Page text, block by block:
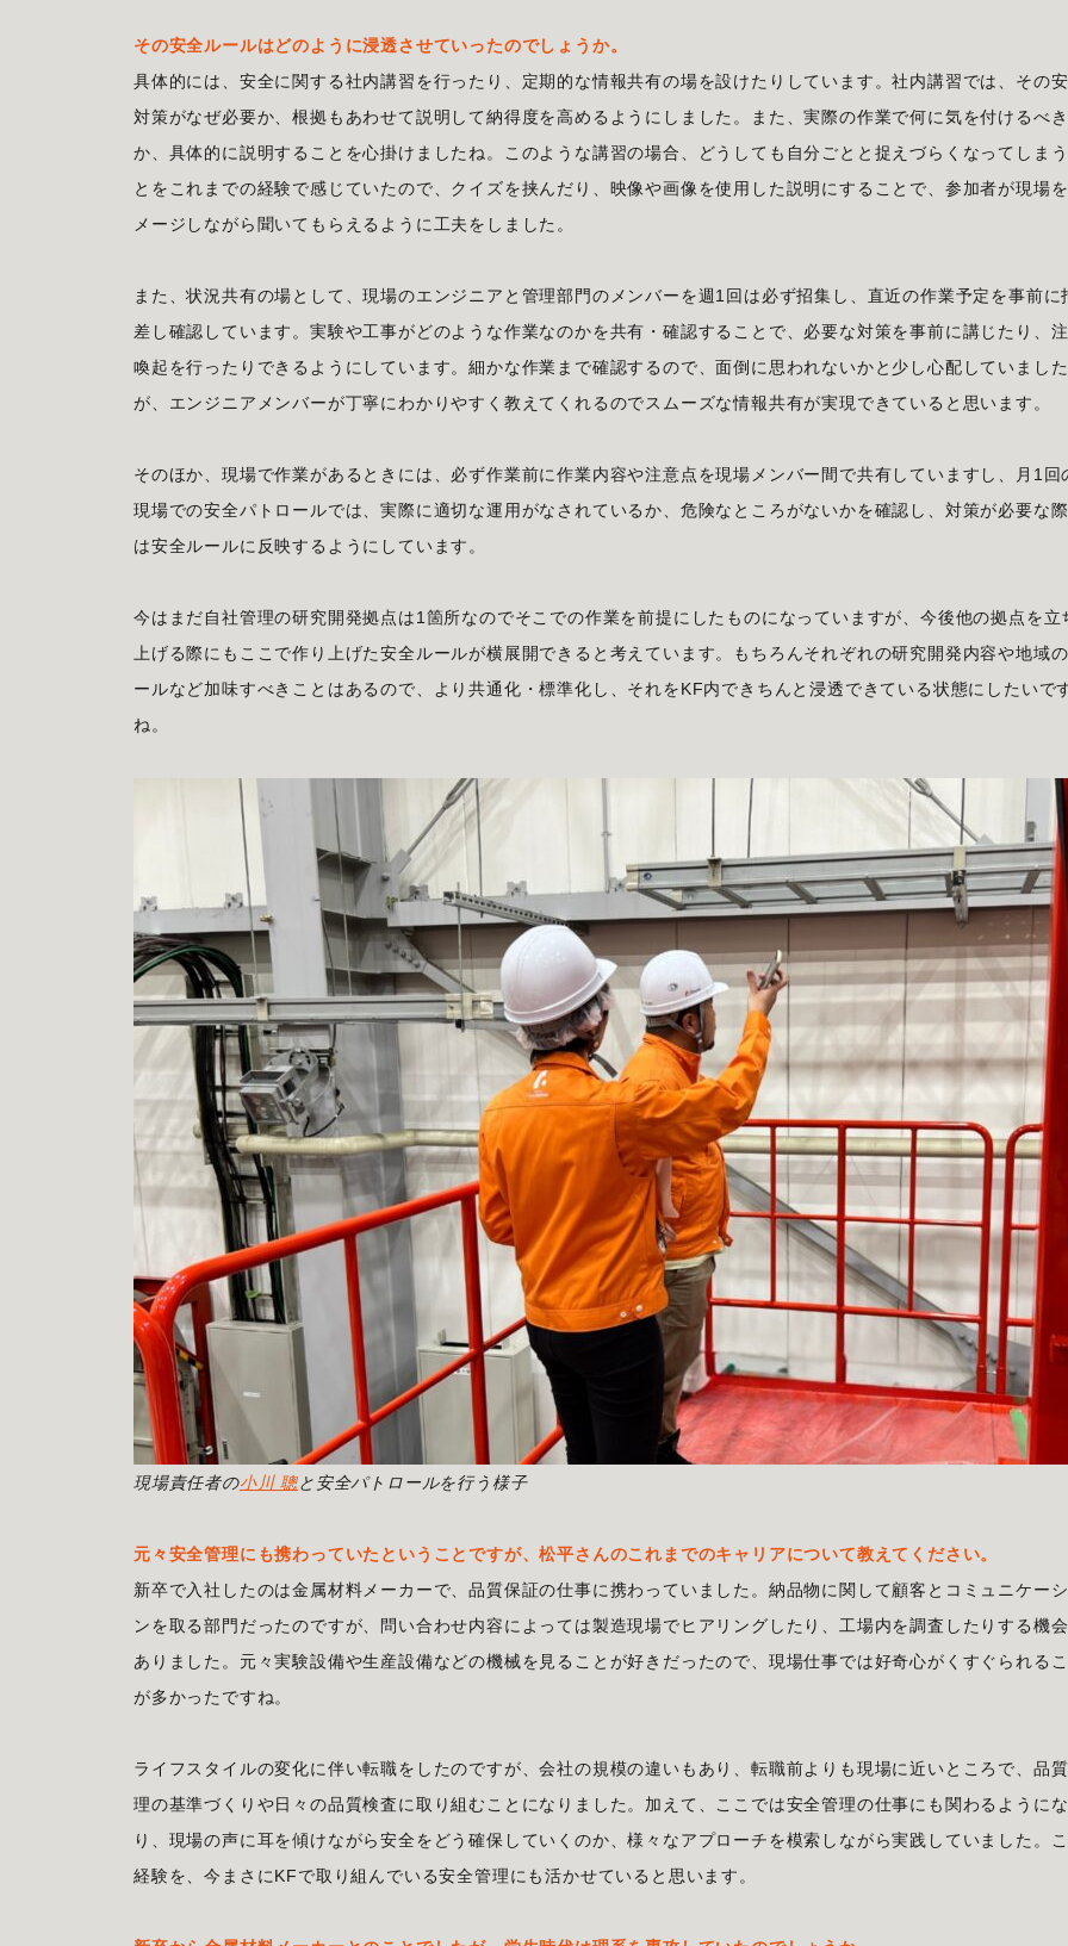
その安全ルールはどのように浸透させていったのでしょうか。
具体的には、安全に関する社内講習を行ったり、定期的な情報共有の場を設けたりしています。社内講習では、その
対策がなぜ必要か、根拠もあわせて説明して納得度を高めるようにしました。また、実際の作業で何に気を付けるべき
か、具体的に説明することを心掛けましたね。このような講習の場合、どうしても自分ごとと捉えづらくなってしまう
とをこれまでの経験で感じていたので、クイズを挟んだり、映像や画像を使用した説明にすることで、参加者が現場を
メージしながら聞いてもらえるように工夫をしました。
また、状況共有の場として、現場のエンジニアと管理部門のメンバーを週1回は必ず招集し、直近の作業予定を事前に
差し確認しています。実験や工事がどのような作業なのかを共有・確認することで、必要な対策を事前に講じたり、
喚起を行ったりできるようにしています。細かな作業まで確認するので、面倒に思われないかと少し心配していました
が、エンジニアメンバーが丁寧にわかりやすく教えてくれるのでスムーズな情報共有が実現できていると思います。
そのほか、現場で作業があるときには、必ず作業前に作業内容や注意点を現場メンバー間で共有していますし、月1回
現場での安全パトロールでは、実際に適切な運用がなされているか、危険なところがないかを確認し、対策が必要な際
は安全ルールに反映するようにしています。
今はまだ自社管理の研究開発拠点は1箇所なのでそこでの作業を前提にしたものになっていますが、今後他の拠点を立
上げる際にもここで作り上げた安全ルールが横展開できると考えています。もちろんそれぞれの研究開発内容や地域
ールなど加味すべきことはあるので、より共通化・標準化し、それをKF内できちんと浸透できている状態にしたいで
ね。
現場責任者の小川 聰と安全パトロールを行う様子
元々安全管理にも携わっていたということですが、松平さんのこれまでのキャリアについて教えてください。
新卒で入社したのは金属材料メーカーで、品質保証の仕事に携わっていました。納品物に関して顧客とコミュニケーシ
ンを取る部門だったのですが、問い合わせ内容によっては製造現場でヒアリングしたり、工場内を調査したりする機
ありました。元々実験設備や生産設備などの機械を見ることが好きだったので、現場仕事では好奇心がくすぐられるこ
が多かったですね。
ライフスタイルの変化に伴い転職をしたのですが、会社の規模の違いもあり、転職前よりも現場に近いところで、品
理の基準づくりや日々の品質検査に取り組むことになりました。加えて、ここでは安全管理の仕事にも関わるようにな
り、現場の声に耳を傾けながら安全をどう確保していくのか、様々なアプローチを模索しながら実践していました。
経験を、今まさにKFで取り組んでいる安全管理にも活かせていると思います。